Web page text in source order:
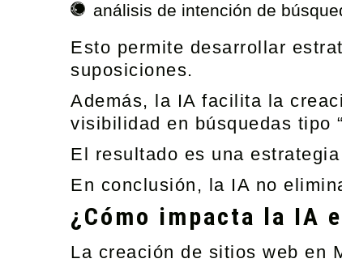
análisis de intención de
Esto permite desarrollar
suposiciones.
Además, la IA facilita la
visibilidad en búsquedas tipo
El resultado es una
En conclusión, la IA no
¿Cómo impacta la IA
La creación de sitios web en